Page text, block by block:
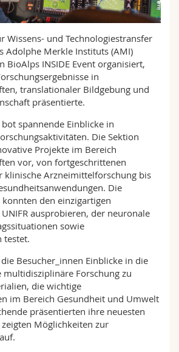
Med. Fak.
Wissens- und Technologiestransfer
Adolphe Merkle Instituts (AMI)
BioAlps INSIDE Event organisiert,
in
translationaler Bildgebung und
präsentierte.
spannende Einblicke in
Die Sektion
Projekte im Bereich
vor, von fortgeschrittenen
klinische Arzneimittelforschung bis
Die
den einzigartigen
ausprobieren, der neuronale
sowie
testet.
Besucher_innen Einblicke in die
Forschung zu
die wichtige
im Bereich Gesundheit und Umwelt
präsentierten ihre neuesten
Möglichkeiten zur